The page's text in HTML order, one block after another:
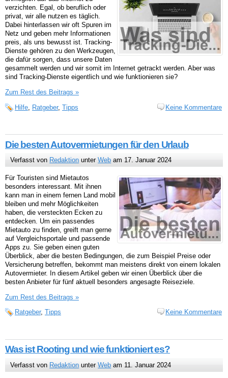
verzichten. Egal, ob beruflich oder
privat, wir alle nutzen es täglich.
Dabei hinterlassen wir oft Spuren im
Netz und geben mehr Informationen
preis, als uns bewusst ist. Tracking-
Dienste gehören zu den Werkzeugen,
die dafür sorgen, dass unsere Daten
gesammelt werden und wir somit im Internet getrackt werden. Aber was
sind Tracking-Dienste eigentlich und wie funktionieren sie?
Zum Rest des Beitrags »
Hilfe Ratgeber, Tipps Keine Kommentare
Die besten Autovermietungen für den Urlaub
Verfasst von Redaktion unterWeb am 17. Januar 2024
Für Touristen sind Mietautos
besonders interessant. Mit ihnen
kann man in einem fernen Land mobil
bleiben und mehr Möglichkeiten
haben, die versteckten Ecken zu
entdecken. Um ein passendes
Mietauto zu finden, greift man gerne
auf Vergleichsportale und passende
Apps zu. Sie geben einen guten
Überblick, aber die besten Bedingungen, die zum Beispiel Preise oder
Versicherung betreffen, bekommt man meistens direkt von einem lokalen
Autovermieter. In diesem Artikel geben wir einen Überblick über die
besten Anbieter für fünf aktuell besonders angesagte Reiseziele.
Zum Rest des Beitrags »
Ratgeber, Tipps Keine Kommentare
Was ist Rooting und wie funktioniert es?
Verfasst von Redaktion unterWeb am 11. Januar 2024